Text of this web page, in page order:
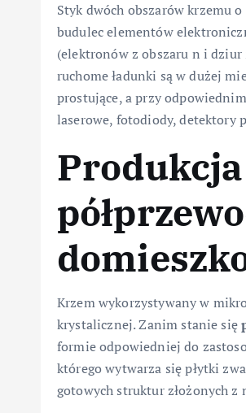
Styk dwóch obszarów krzemu
budulec elementów
(elektronów z obszaru n i
ruchome ładunki są w dużej
prostujące, a przy
laserowe, fotodiody, detektory
Krzem wykorzystywany w
krystalicznej. Zanim stanie się
formie odpowiedniej do
którego wytwarza się płytki
gotowych struktur złożonych